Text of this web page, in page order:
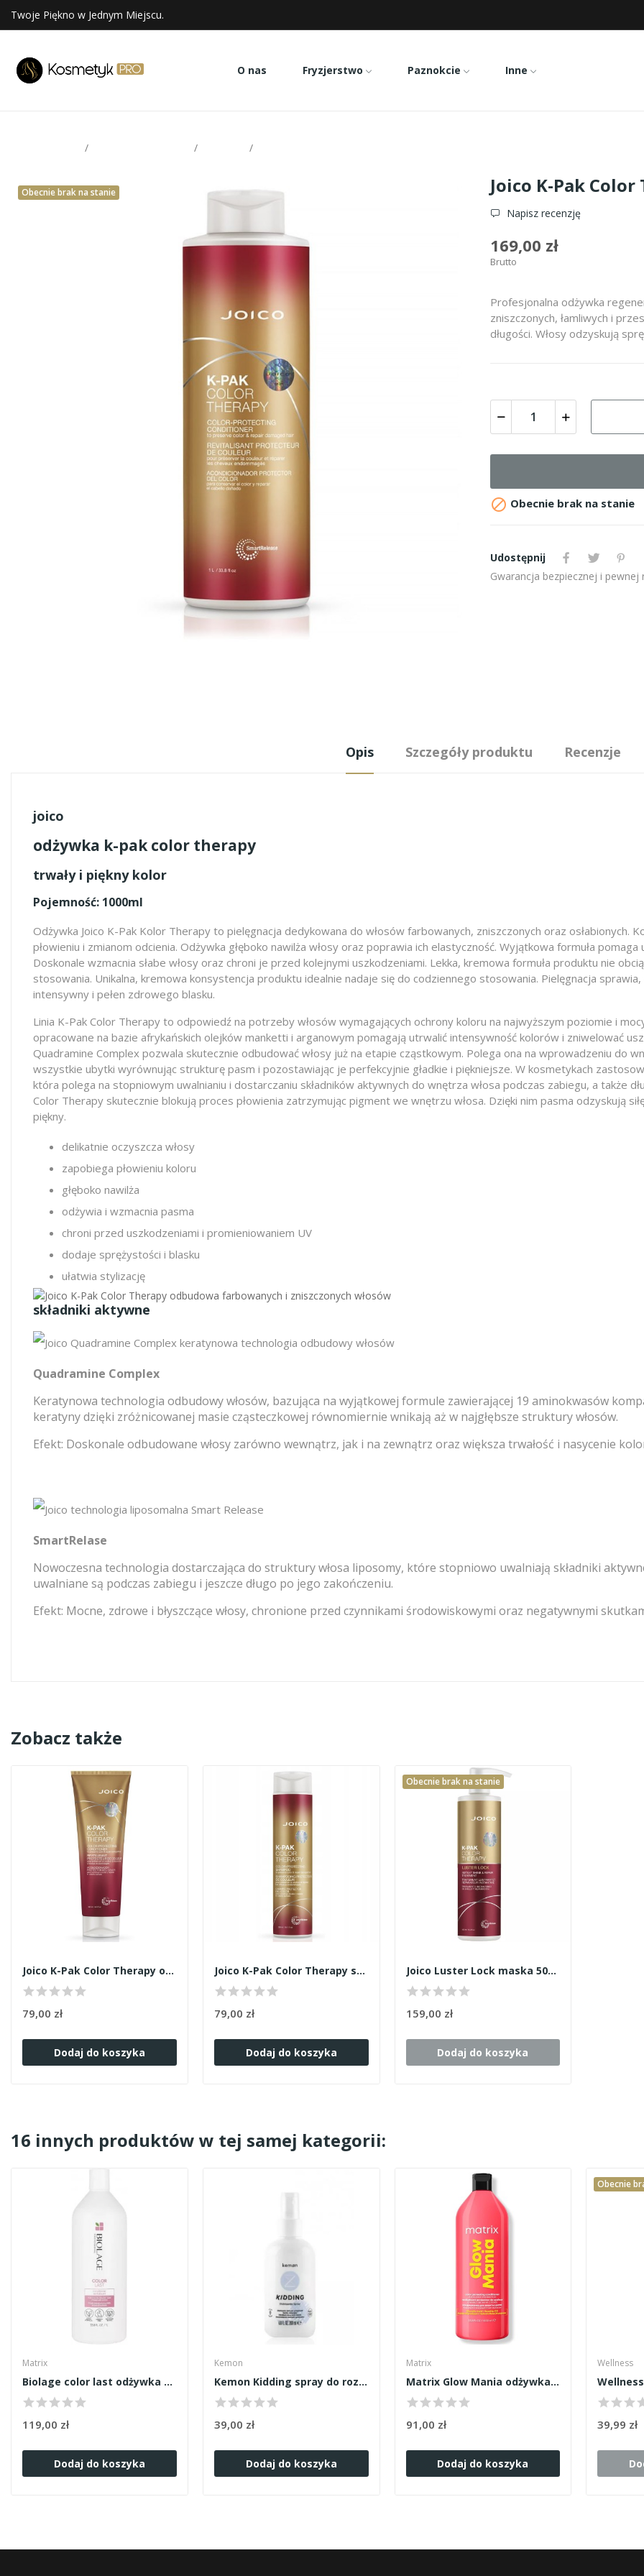
Twoje Piękno w Jednym Miejscu.
O nas Fryzjerstwo Paznokcie Inne
Obecnie brak na stanie Joico K-Pak
Napisz recenzję
169,00 zł
Brutto
Profesjonalna odżywka
zniszczonych, łamliwych i
długości. Włosy odzyskują
 Obecnie brak na stanie
Udostępnij
Gwarancja bezpiecznej i pewnej
Opis Szczegóły produktu Recenzje
joico
odżywka k-pak color therapy
trwały i piękny kolor
Pojemność: 1000ml
Odżywka Joico K-Pak Kolor Therapy to pielęgnacja dedykowana do włosów farbowanych, zniszczonych oraz osłabionych.
płowieniu i zmianom odcienia. Odżywka głęboko nawilża włosy oraz poprawia ich elastyczność. Wyjątkowa formuła
Doskonale wzmacnia słabe włosy oraz chroni je przed kolejnymi uszkodzeniami. Lekka, kremowa formuła produktu nie
stosowania. Unikalna, kremowa konsystencja produktu idealnie nadaje się do codziennego stosowania. Pielęgnacja
intensywny i pełen zdrowego blasku.
Linia K-Pak Color Therapy to odpowiedź na potrzeby włosów wymagających ochrony koloru na najwyższym poziomie i
opracowane na bazie afrykańskich olejków manketti i arganowym pomagają utrwalić intensywność kolorów i zniwelować
Quadramine Complex pozwala skutecznie odbudować włosy już na etapie cząstkowym. Polega ona na wprowadzeniu do
wszystkie ubytki wyrównując strukturę pasm i pozostawiając je perfekcyjnie gładkie i piękniejsze. W kosmetykach
która polega na stopniowym uwalnianiu i dostarczaniu składników aktywnych do wnętrza włosa podczas zabiegu, a także
Color Therapy skutecznie blokują proces płowienia zatrzymując pigment we wnętrzu włosa. Dzięki nim pasma odzyskują
piękny.
delikatnie oczyszcza włosy
zapobiega płowieniu koloru
głęboko nawilża
odżywia i wzmacnia pasma
chroni przed uszkodzeniami i promieniowaniem UV
dodaje sprężystości i blasku
ułatwia stylizację
składniki aktywne
Quadramine Complex
Keratynowa technologia odbudowy włosów, bazująca na wyjątkowej formule zawierającej 19 aminokwasów
keratyny dzięki zróżnicowanej masie cząsteczkowej równomiernie wnikają aż w najgłębsze struktury włosów.
Efekt: Doskonale odbudowane włosy zarówno wewnątrz, jak i na zewnątrz oraz większa trwałość i nasycenie
SmartRelase
Nowoczesna technologia dostarczająca do struktury włosa liposomy, które stopniowo uwalniają składniki
uwalniane są podczas zabiegu i jeszcze długo po jego zakończeniu.
Efekt: Mocne, zdrowe i błyszczące włosy, chronione przed czynnikami środowiskowymi oraz negatywnymi
Zobacz także
Joico K-Pak Color Therapy odżywka 250ml
79,00 zł
Dodaj do koszyka
Joico K-Pak Color Therapy szampon 300ml
79,00 zł
Dodaj do koszyka
Obecnie brak na stanie
Joico Luster Lock maska 500ml
159,00 zł
Dodaj do koszyka
16 innych produktów w tej samej kategorii:
Matrix
Biolage color last odżywka 1000ml
119,00 zł
Dodaj do koszyka
Kemon
Kemon Kidding spray do rozczesywania 200ml
39,00 zł
Dodaj do koszyka
Matrix
Matrix Glow Mania odżywka 1000ml
91,00 zł
Dodaj do koszyka
Obecnie
Wellness
39,99 zł